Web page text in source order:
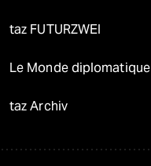
taz FUTURZWEI
Le Monde diplomatique
taz Archiv